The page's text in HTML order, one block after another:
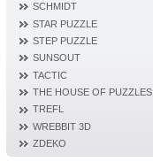
SCHMIDT
STAR PUZZLE
STEP PUZZLE
SUNSOUT
TACTIC
THE HOUSE OF PUZZLES
TREFL
WREBBIT 3D
ZDEKO